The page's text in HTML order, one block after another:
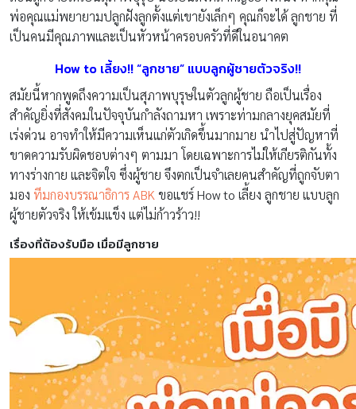
พ่อคุณแม่พยายามปลูกฝังลูกตั้งแต่เขายังเล็กๆ คุณก็จะได้ ลูกชาย ที่
เป็นคนมีคุณภาพและเป็นหัวหน้าครอบครัวที่ดีในอนาคต
How to เลี้ยง!! “ลูกชาย” แบบลูกผู้ชายตัวจริง!!
สมัยนี้หากพูดถึงความเป็นสุภาพบุรุษในตัวลูกผู้ชาย ถือเป็นเรื่อง
สำคัญยิ่งที่สังคมในปัจจุบันกำลังถามหา เพราะท่ามกลางยุคสมัยที่
เร่งด่วน อาจทำให้มีความเห็นแก่ตัวเกิดขึ้นมากมาย นำไปสู่ปัญหาที่
ขาดความรับผิดชอบต่างๆ ตามมา โดยเฉพาะการไม่ให้เกียรติกันทั้ง
ทางร่างกาย และจิตใจ ซึ่งผู้ชาย จึงตกเป็นจำเลยคนสำคัญที่ถูกจับตา
มอง ทีมกองบรรณาธิการ ABK ขอแชร์ How to เลี้ยง ลูกชาย แบบลูก
ผู้ชายตัวจริง ให้เข้มแข็ง แต่ไม่ก้าวร้าว!!
เรื่องที่ต้องรับมือ เมื่อมีลูกชาย